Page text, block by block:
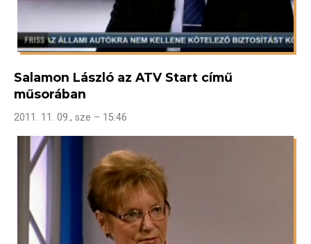
Salamon László az ATV Start című
műsorában
2011. 11. 09., sze – 15:46